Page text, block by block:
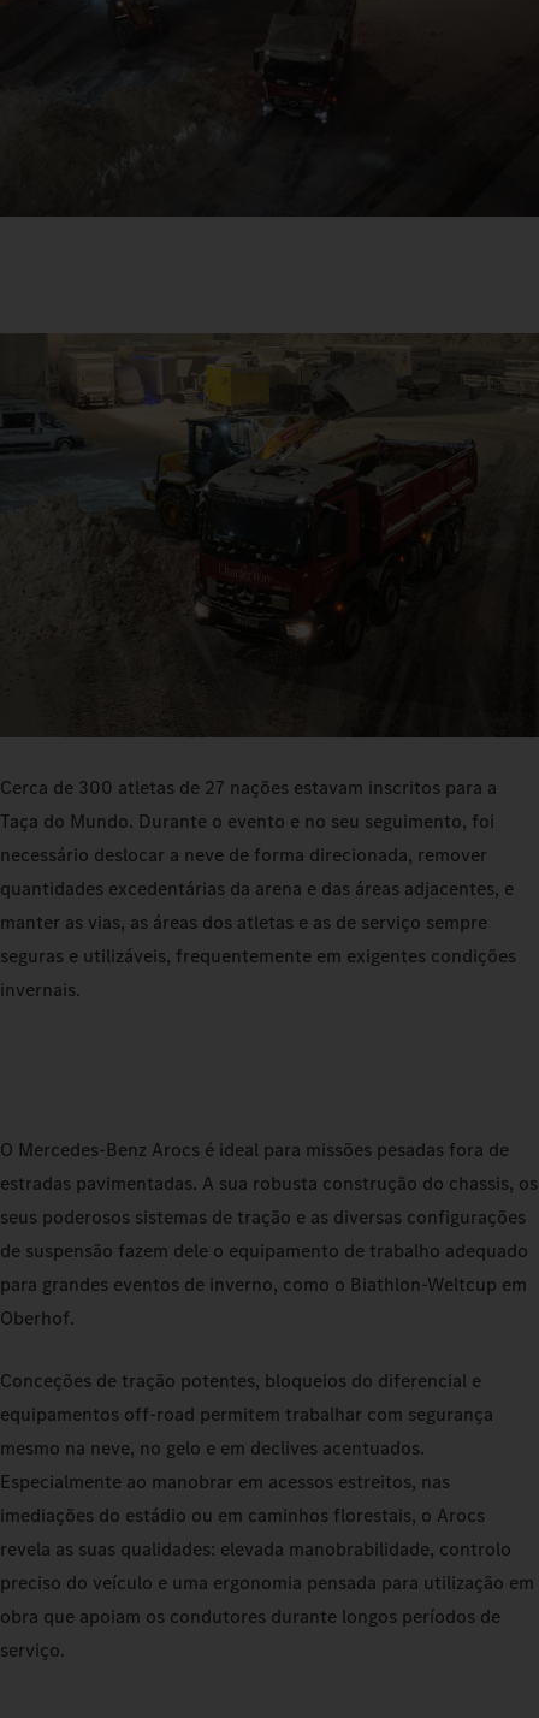
Cerca de 300 atletas de 27 nações estavam inscritos para a
Taça do Mundo. Durante o evento e no seu seguimento, foi
necessário deslocar a neve de forma direcionada, remover
quantidades excedentárias da arena e das áreas adjacentes, e
manter as vias, as áreas dos atletas e as de serviço sempre
seguras e utilizáveis, frequentemente em exigentes condições
invernais.
O Mercedes‑Benz Arocs é ideal para missões pesadas fora de
estradas pavimentadas. A sua robusta construção do chassis, os
seus poderosos sistemas de tração e as diversas configurações
de suspensão fazem dele o equipamento de trabalho adequado
para grandes eventos de inverno, como o Biathlon‑Weltcup em
Oberhof.
Conceções de tração potentes, bloqueios do diferencial e
equipamentos off‑road permitem trabalhar com segurança
mesmo na neve, no gelo e em declives acentuados.
Especialmente ao manobrar em acessos estreitos, nas
imediações do estádio ou em caminhos florestais, o Arocs
revela as suas qualidades: elevada manobrabilidade, controlo
preciso do veículo e uma ergonomia pensada para utilização em
obra que apoiam os condutores durante longos períodos de
serviço.